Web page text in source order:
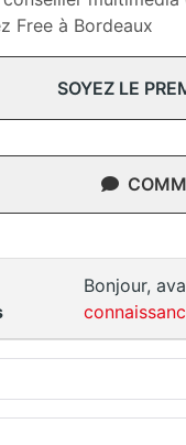
Free à Bordeaux
SOYEZ LE
Bonjour,